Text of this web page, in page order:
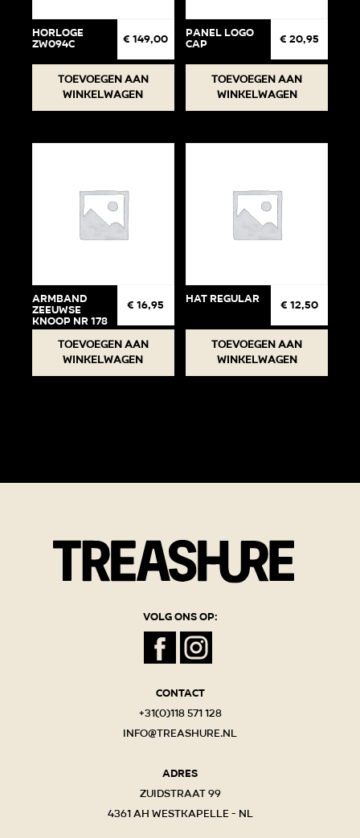
Horloge
ZW094C € 149,00
Toevoegen aan
winkelwagen
Panel Logo
cap € 20,95
Toevoegen aan
winkelwagen
Armband
Zeeuwse
knoop Nr 178
€ 16,95
Toevoegen aan
winkelwagen
Hat regular € 12,50
Toevoegen aan
winkelwagen
Volg ons op:
Contact
+31(0)118 571 128
info@treashure.nl
Adres
Zuidstraat 99
4361 AH Westkapelle - NL